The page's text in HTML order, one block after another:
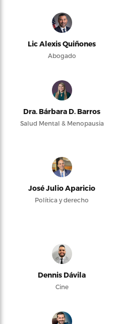
Lic Alexis Quiñones
Abogado
Dra. Bárbara D. Barros
Salud Mental & Menopausia
José Julio Aparicio
Política y derecho
Dennis Dávila
Cine